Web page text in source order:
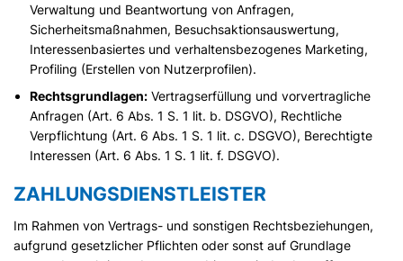
Verwaltung und Beantwortung von Anfragen,
Sicherheitsmaßnahmen, Besuchsaktionsauswertung,
Interessenbasiertes und verhaltensbezogenes Marketing,
Profiling (Erstellen von Nutzerprofilen).
Rechtsgrundlagen:Vertragserfüllung und vorvertragliche
Anfragen (Art. 6 Abs. 1 S. 1 lit. b. DSGVO), Rechtliche
Verpflichtung (Art. 6 Abs. 1 S. 1 lit. c. DSGVO), Berechtigte
Interessen (Art. 6 Abs. 1 S. 1 lit. f. DSGVO).
ZAHLUNGSDIENSTLEISTER
Im Rahmen von Vertrags- und sonstigen Rechtsbeziehungen,
aufgrund gesetzlicher Pflichten oder sonst auf Grundlage